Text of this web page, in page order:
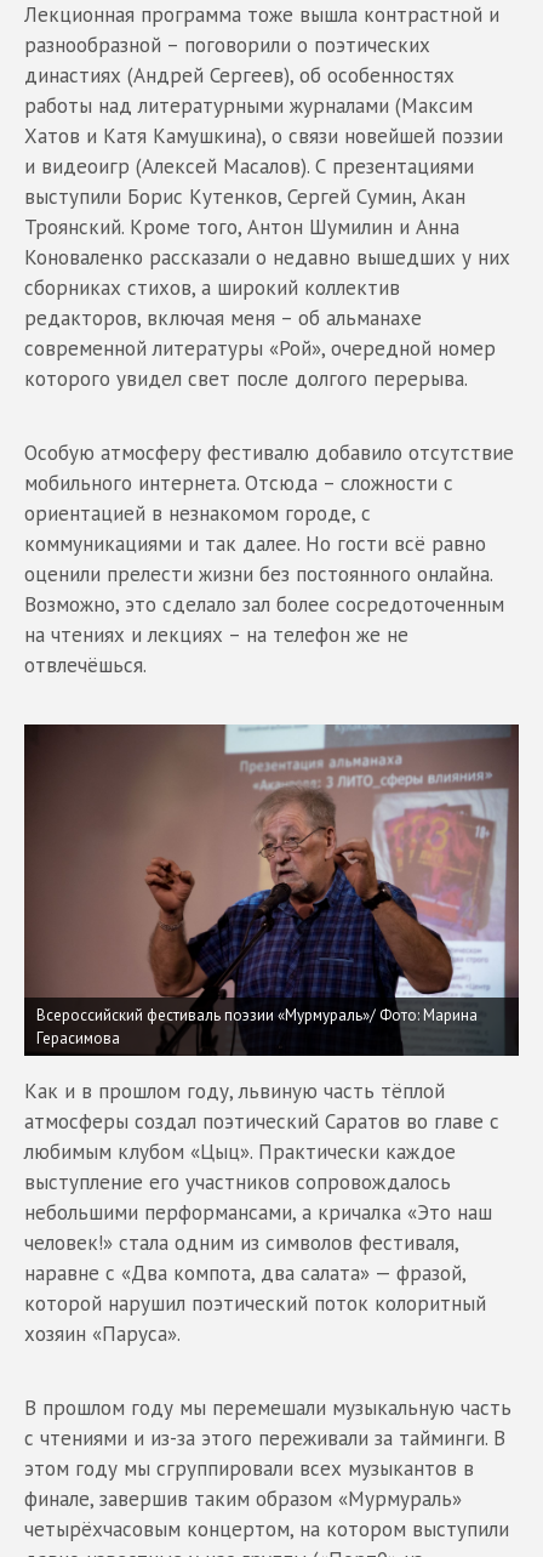
Лекционная программа тоже вышла контрастной и
разнообразной – поговорили о поэтических
династиях (Андрей Сергеев), об особенностях
работы над литературными журналами (Максим
Хатов и Катя Камушкина), о связи новейшей поэзии
и видеоигр (Алексей Масалов). С презентациями
выступили Борис Кутенков, Сергей Сумин, Акан
Троянский. Кроме того, Антон Шумилин и Анна
Коноваленко рассказали о недавно вышедших у них
сборниках стихов, а широкий коллектив
редакторов, включая меня – об альманахе
современной литературы «Рой», очередной номер
которого увидел свет после долгого перерыва.
Особую атмосферу фестивалю добавило отсутствие
мобильного интернета. Отсюда – сложности с
ориентацией в незнакомом городе, с
коммуникациями и так далее. Но гости всё равно
оценили прелести жизни без постоянного онлайна.
Возможно, это сделало зал более сосредоточенным
на чтениях и лекциях – на телефон же не
отвлечёшься.
Всероссийский фестиваль поэзии «Мурмураль»/ Фото: Марина
Герасимова
Как и в прошлом году, львиную часть тёплой
атмосферы создал поэтический Саратов во главе с
любимым клубом «Цыц». Практически каждое
выступление его участников сопровождалось
небольшими перформансами, а кричалка «Это наш
человек!» стала одним из символов фестиваля,
наравне с «Два компота, два салата» — фразой,
которой нарушил поэтический поток колоритный
хозяин «Паруса».
В прошлом году мы перемешали музыкальную часть
с чтениями и из-за этого переживали за тайминги. В
этом году мы сгруппировали всех музыкантов в
финале, завершив таким образом «Мурмураль»
четырёхчасовым концертом, на котором выступили